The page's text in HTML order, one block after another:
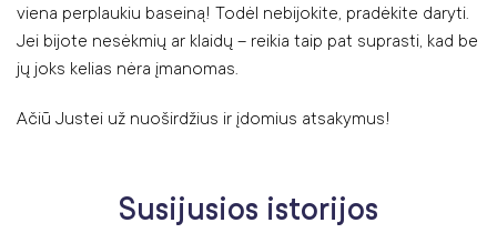
viena perplaukiu baseiną! Todėl nebijokite, pradėkite daryti.
Jei bijote nesėkmių ar klaidų – reikia taip pat suprasti, kad be
jų joks kelias nėra įmanomas.
Ačiū Justei už nuoširdžius ir įdomius atsakymus!
Susijusios istorijos